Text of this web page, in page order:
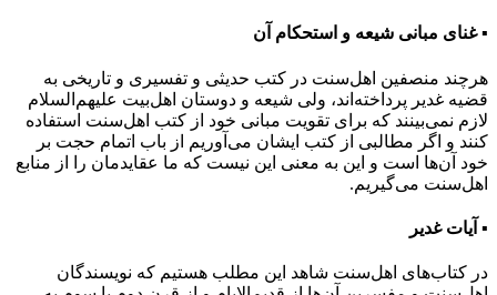
▪ غنای مبانی شیعه و استحکام آن
هرچند منصفین اهل‌سنت در کتب حدیثی و تفسیری و تاریخی به
قضیه غدیر پرداخته‌اند، ولی شیعه و دوستان اهل‌بیت علیهم‌السلام
لازم نمی‌بینند که برای تقویت مبانی خود از کتب اهل‌سنت استفاده
کنند و اگر مطالبی از کتب ایشان می‌آوریم از باب اتمام حجت بر
خود آن‌ها است و این به معنی این نیست که ما عقایدمان را از منابع
اهل‌سنت می‌گیریم.
▪ آیات غدیر
در کتاب‌های اهل‌سنت شاهد این مطلب هستیم که نویسندگان